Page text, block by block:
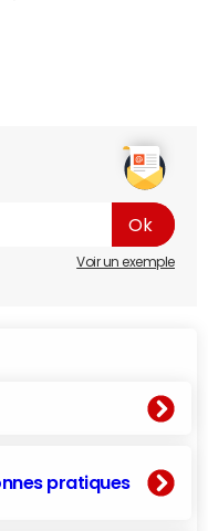
Voir un exemple
pratiques